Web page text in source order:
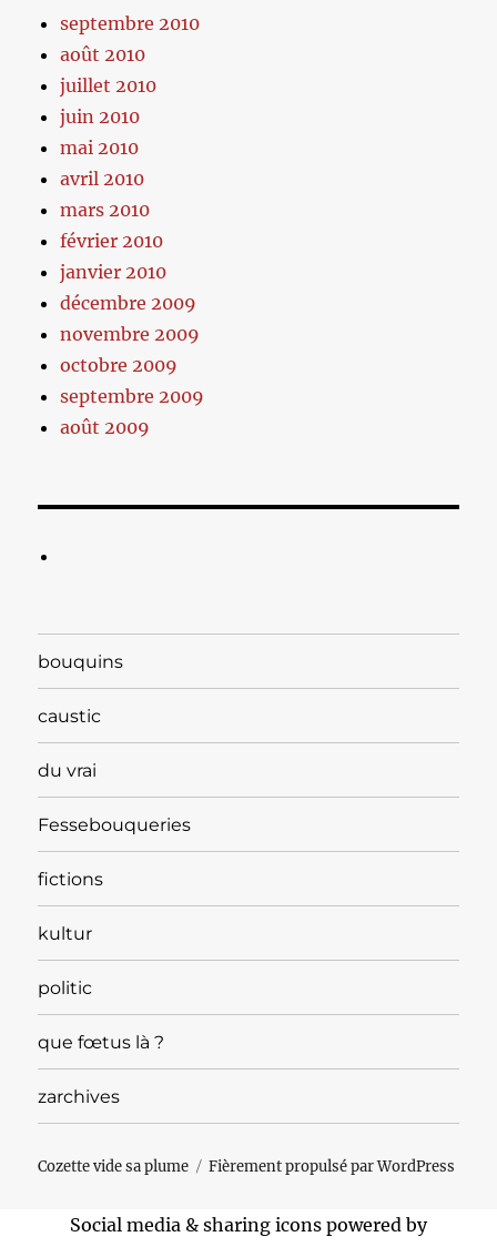
septembre 2010
août 2010
juillet 2010
juin 2010
mai 2010
avril 2010
mars 2010
février 2010
janvier 2010
décembre 2009
novembre 2009
octobre 2009
septembre 2009
août 2009
bouquins
caustic
du vrai
Fessebouqueries
fictions
kultur
politic
que fœtus là ?
zarchives
Cozette vide sa plume Fièrement propulsé par WordPress
Social media & sharing icons powered by